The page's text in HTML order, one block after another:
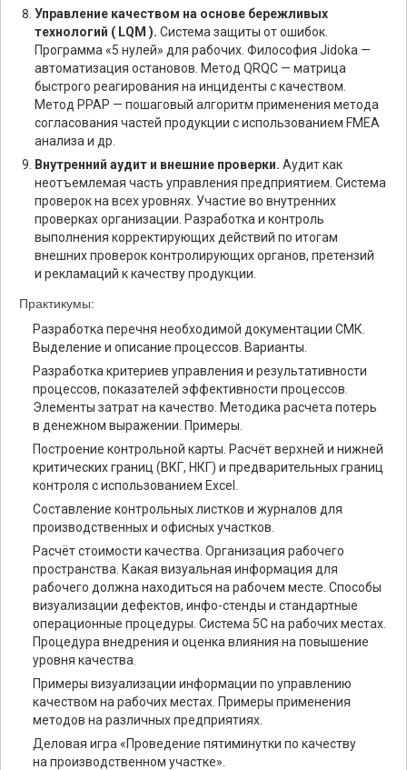
Управление качеством на основе бережливых
технологий ( LQM ). Система защиты от ошибок.
Программа «5 нулей» для рабочих. Философия Jidoka —
автоматизация остановов. Метод QRQC — матрица
быстрого реагирования на инциденты c качеством.
Метод PPAP — пошаговый алгоритм применения метода
согласования частей продукции с использованием FMEA
анализа и др.
Внутренний аудит и внешние проверки. Аудит как
неотъемлемая часть управления предприятием. Система
проверок на всех уровнях. Участие во внутренних
проверках организации. Разработка и контроль
выполнения корректирующих действий по итогам
внешних проверок контролирующих органов, претензий
и рекламаций к качеству продукции.
Практикумы:
Разработка перечня необходимой документации СМК.
Выделение и описание процессов. Варианты.
Разработка критериев управления и результативности
процессов, показателей эффективности процессов.
Элементы затрат на качество. Методика расчета потерь
в денежном выражении. Примеры.
Построение контрольной карты. Расчёт верхней и нижней
критических границ (ВКГ, НКГ) и предварительных границ
контроля с использованием Excel.
Составление контрольных листков и журналов для
производственных и офисных участков.
Расчёт стоимости качества. Организация рабочего
пространства. Какая визуальная информация для
рабочего должна находиться на рабочем месте. Способы
визуализации дефектов, инфо-стенды и стандартные
операционные процедуры. Система 5С на рабочих местах.
Процедура внедрения и оценка влияния на повышение
уровня качества.
Примеры визуализации информации по управлению
качеством на рабочих местах. Примеры применения
методов на различных предприятиях.
Деловая игра «Проведение пятиминутки по качеству
на производственном участке».